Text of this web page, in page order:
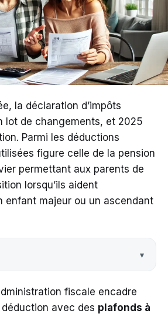
la déclaration d’impôts
lot de changements, et 2025
Parmi les déductions
figure celle de la pension
permettant aux parents de
lorsqu’ils aident
enfant majeur ou un ascendant
fiscale encadre
avec des plafonds à